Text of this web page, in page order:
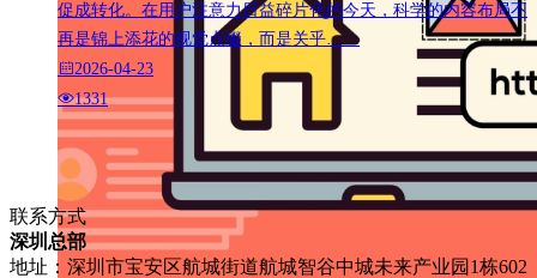
促成转化。在用户注意力日益碎片化的今天，科学的内容布局不
再是锦上添花的视觉点缀，而是关乎……
2026-04-23
1331
联系方式
深圳总部
地址：深圳市宝安区航城街道航城智谷中城未来产业园1栋602